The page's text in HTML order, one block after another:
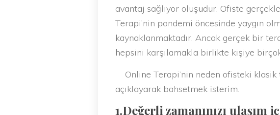
avantaj sağlıyor oluşudur. Ofiste
Terapi’nin pandemi öncesinde yaygın
kaynaklanmaktadır. Ancak gerçek bir
hepsini karşılamakla birlikte kişiye
Online Terapi’nin neden ofisteki
açıklayarak bahsetmek isterim.
1.Değerli zamanınızı